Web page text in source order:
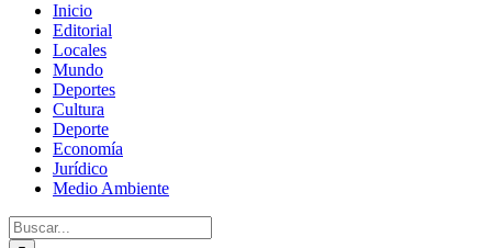
Inicio
Editorial
Locales
Mundo
Deportes
Cultura
Deporte
Economía
Jurídico
Medio Ambiente
Buscar: